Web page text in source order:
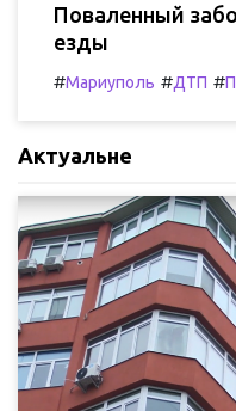
Поваленный
езды
#Мариуполь #ДТП #
Актуальне